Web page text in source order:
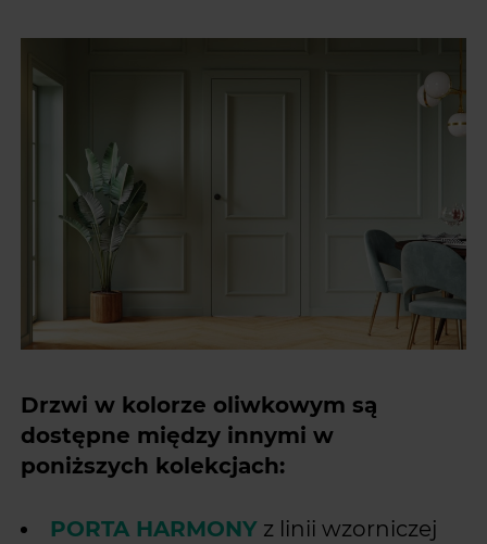
Drzwi w kolorze oliwkowym są
dostępne między innymi w
poniższych kolekcjach:
PORTA HARMONY z linii wzorniczej